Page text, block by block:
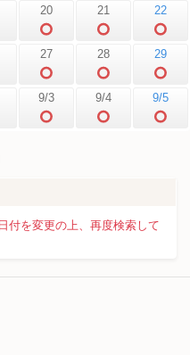
20 21 22
27 28 29
9/3 9/4 9/5
付を変更の上、再度検索して